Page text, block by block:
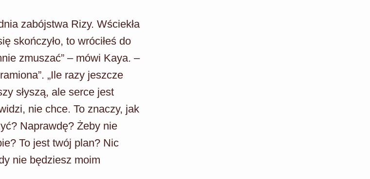
zabójstwa Rizy. Wściekła
skończyło, to wróciłeś do
zmuszać” – mówi Kaya. –
„Ile razy jeszcze
słyszą, ale serce jest
nie chce. To znaczy, jak
Naprawdę? Żeby nie
To jest twój plan? Nic
nie będziesz moim